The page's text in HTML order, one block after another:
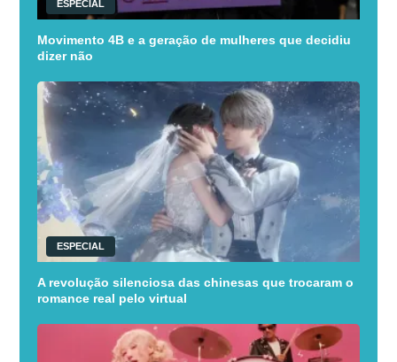
ESPECIAL
Movimento 4B e a geração de mulheres que decidiu
dizer não
ESPECIAL
A revolução silenciosa das chinesas que trocaram o
romance real pelo virtual